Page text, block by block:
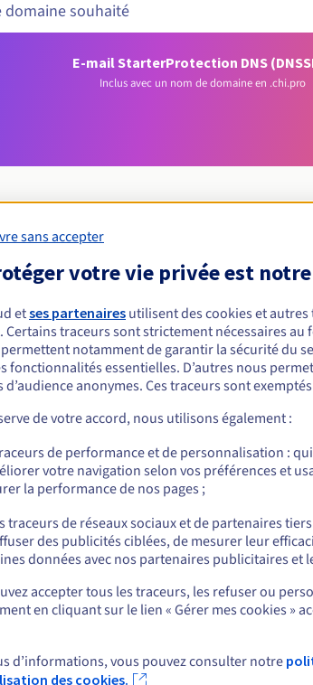
E-mail StarterProtection DNS
Inclus avec un nom de domaine en .chi.pro
Conditions d'éligibilité
.chi.pro ?
physiques ou morales, sans restriction
Règles de gestion et
:
sans accepter
votre vie privée est
etses partenaires utilisent des cookies et
Certains traceurs sont strictement nécessaires
notamment de garantir la sécurité du
fonctionnalités essentielles. D’autres nous
d’audience anonymes. Ces traceurs sont
de votre accord, nous utilisons également :
de performance et de personnalisation :
votre navigation selon vos préférences et
la performance de nos pages ;
traceurs de réseaux sociaux et de partenaires
des publicités ciblées, de mesurer leur
données avec nos partenaires publicitaires et
accepter tous les traceurs, les refuser ou
en cliquant sur le lien « Gérer mes cookies »
d’informations, vous pouvez consulter notre
des cookies.